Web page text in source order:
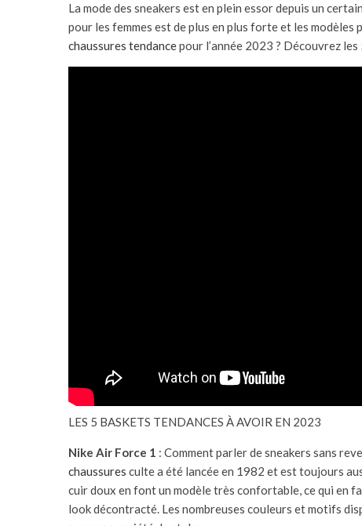
La mode des sneakers est en plein essor depuis un
pour les femmes est de plus en plus forte et les
chaussures tendancepour l’année 2023 ? Découvrez
LES 5 BASKETS TENDANCES À AVOIR EN 2023
Nike Air Force 1 : Comment parler de sneakers sans
chaussures culte a été lancée en 1982 et est toujours
cuir doux en font un modèle très confortable, ce qui en
look décontracté. Les nombreuses couleurs et motifs